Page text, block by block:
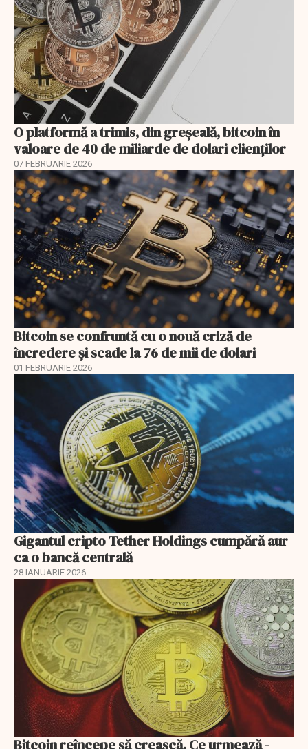
O platformă a trimis, din greşeală, bitcoin în
valoare de 40 de miliarde de dolari clienţilor
07 FEBRUARIE 2026
Bitcoin se confruntă cu o nouă criză de
încredere și scade la 76 de mii de dolari
01 FEBRUARIE 2026
Gigantul cripto Tether Holdings cumpără aur
ca o bancă centrală
28 IANUARIE 2026
Bitcoin reîncepe să crească. Ce urmează -